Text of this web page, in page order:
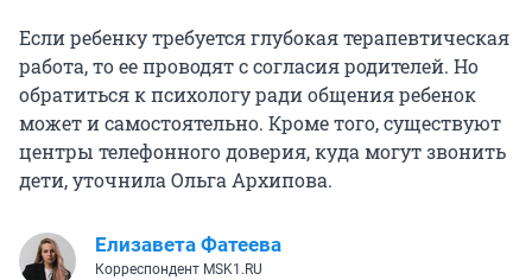
Если ребенку требуется глубокая терапевтическая
работа, то ее проводят с согласия родителей. Но
обратиться к психологу ради общения ребенок
может и самостоятельно. Кроме того, существуют
центры телефонного доверия, куда могут звонить
дети, уточнила Ольга Архипова.
Елизавета Фатеева
Корреспондент MSK1.RU